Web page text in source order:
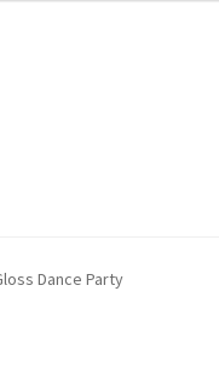
Dance Party